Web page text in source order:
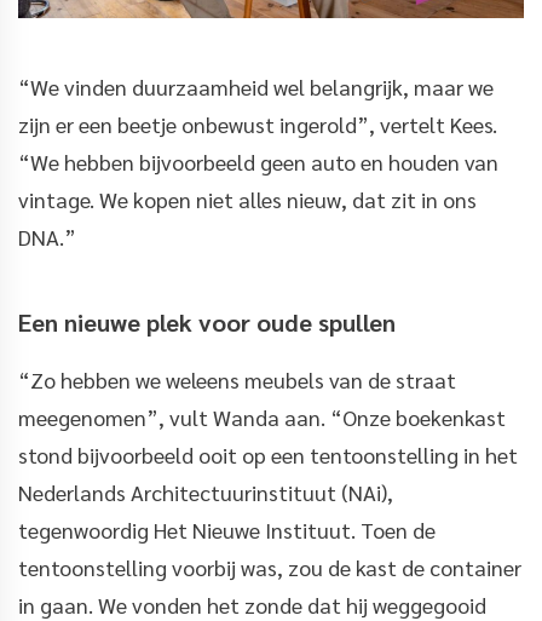
“We vinden duurzaamheid wel belangrijk, maar we
zijn er een beetje onbewust ingerold”, vertelt Kees.
“We hebben bijvoorbeeld geen auto en houden van
vintage. We kopen niet alles nieuw, dat zit in ons
DNA.”
Een nieuwe plek voor oude spullen
“Zo hebben we weleens meubels van de straat
meegenomen”, vult Wanda aan. “Onze boekenkast
stond bijvoorbeeld ooit op een tentoonstelling in het
Nederlands Architectuurinstituut (NAi),
tegenwoordig Het Nieuwe Instituut. Toen de
tentoonstelling voorbij was, zou de kast de container
in gaan. We vonden het zonde dat hij weggegooid